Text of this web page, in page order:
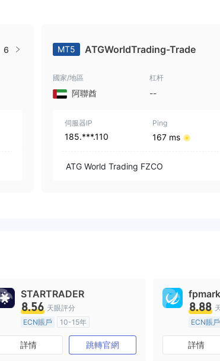
6 MT5 ATGWorldTrading-Trade
國家/地區
阿聯酋
杠杆
--
伺服器IP
185.***.110
Ping
167 ms
ATG World Trading FZCO
STARTRADER
8.56 天眼評分
ECN賬戶
10-15年
澳大利亞監管
全牌照 (MM)
主標MT4
詳情 跳轉官網
8.88
ECN賬戶
澳大利亞
主標MT4
詳情